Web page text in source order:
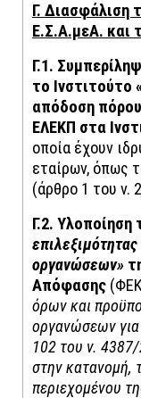
Γ. Διασφάλιση
Ε.Σ.Α.μεΑ. και
Γ.1.
το Ινστιτούτο
απόδοση
ΕΛΕΚΠ στα
οποία έχουν
εταίρων, όπως
(άρθρο 1 του ν.
Γ.2. Υλοποίηση
οργανώσεων»
Απόφασης
όρων και
οργανώσεων
102 του ν.
στην κατανομή,
περιεχομένου